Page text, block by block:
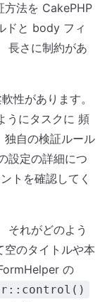
方法を CakePHP
ドと body フィ
長さに制約があ
性があります。
うにタスクに 頻
独自の検証ルール
設定の詳細につ
トを確認してく
それがどのよう
空のタイトルや本
の